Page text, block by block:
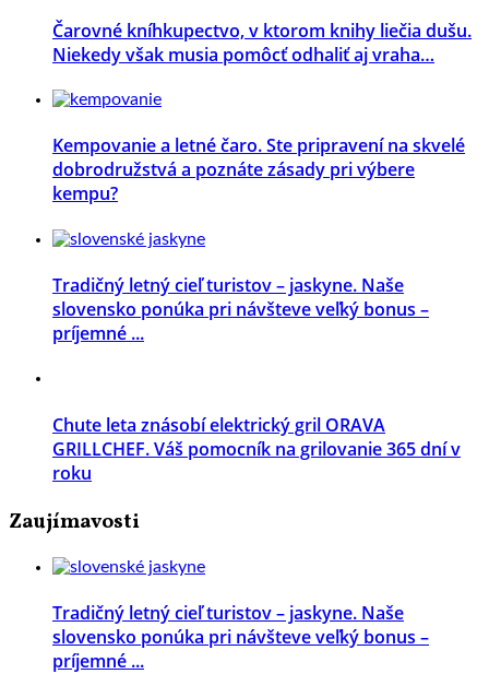
Čarovné kníhkupectvo, v ktorom knihy liečia dušu.
Niekedy však musia pomôcť odhaliť aj vraha…
Kempovanie a letné čaro. Ste pripravení na skvelé
dobrodružstvá a poznáte zásady pri výbere
kempu?
Tradičný letný cieľ turistov – jaskyne. Naše
slovensko ponúka pri návšteve veľký bonus –
príjemné ...
Chute leta znásobí elektrický gril ORAVA
GRILLCHEF. Váš pomocník na grilovanie 365 dní v
roku
Zaujímavosti
Tradičný letný cieľ turistov – jaskyne. Naše
slovensko ponúka pri návšteve veľký bonus –
príjemné ...